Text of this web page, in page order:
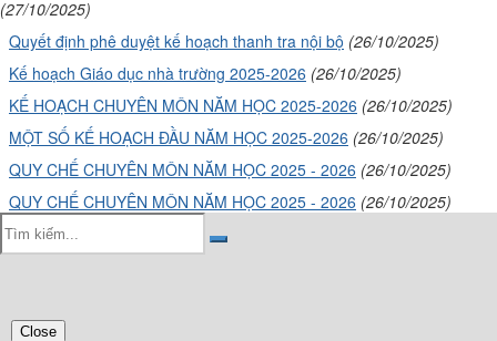
(27/10/2025)
Quyết định phê duyệt kế hoạch thanh tra nội bộ (26/10/2025)
Kế hoạch Giáo dục nhà trường 2025-2026 (26/10/2025)
KẾ HOẠCH CHUYÊN MÔN NĂM HỌC 2025-2026 (26/10/2025)
MỘT SỐ KẾ HOẠCH ĐẦU NĂM HỌC 2025-2026 (26/10/2025)
QUY CHẾ CHUYÊN MÔN NĂM HỌC 2025 - 2026 (26/10/2025)
QUY CHẾ CHUYÊN MÔN NĂM HỌC 2025 - 2026 (26/10/2025)
Close